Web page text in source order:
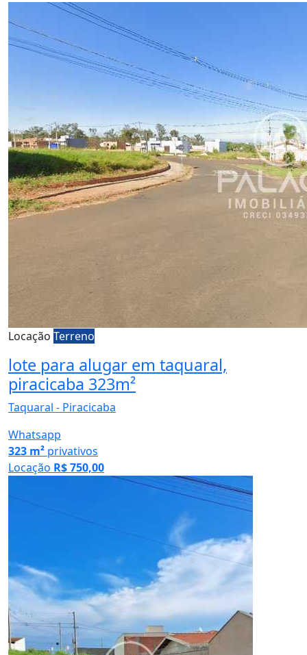
Locação Terreno
lote para alugar em taquaral,
piracicaba 323m²
Taquaral - Piracicaba
Whatsapp
323 m² privativos
Locação R$ 750,00